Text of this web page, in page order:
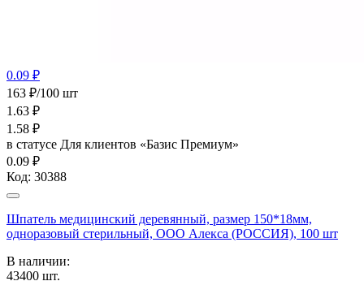
0.09 ₽
163 ₽/100 шт
1.63 ₽
1.58 ₽
в статусе Для клиентов «Базис Премиум»
0.09 ₽
Код: 30388
Шпатель медицинский деревянный, размер 150*18мм,
одноразовый стерильный, ООО Алекса (РОССИЯ), 100 шт
В наличии:
43400 шт.